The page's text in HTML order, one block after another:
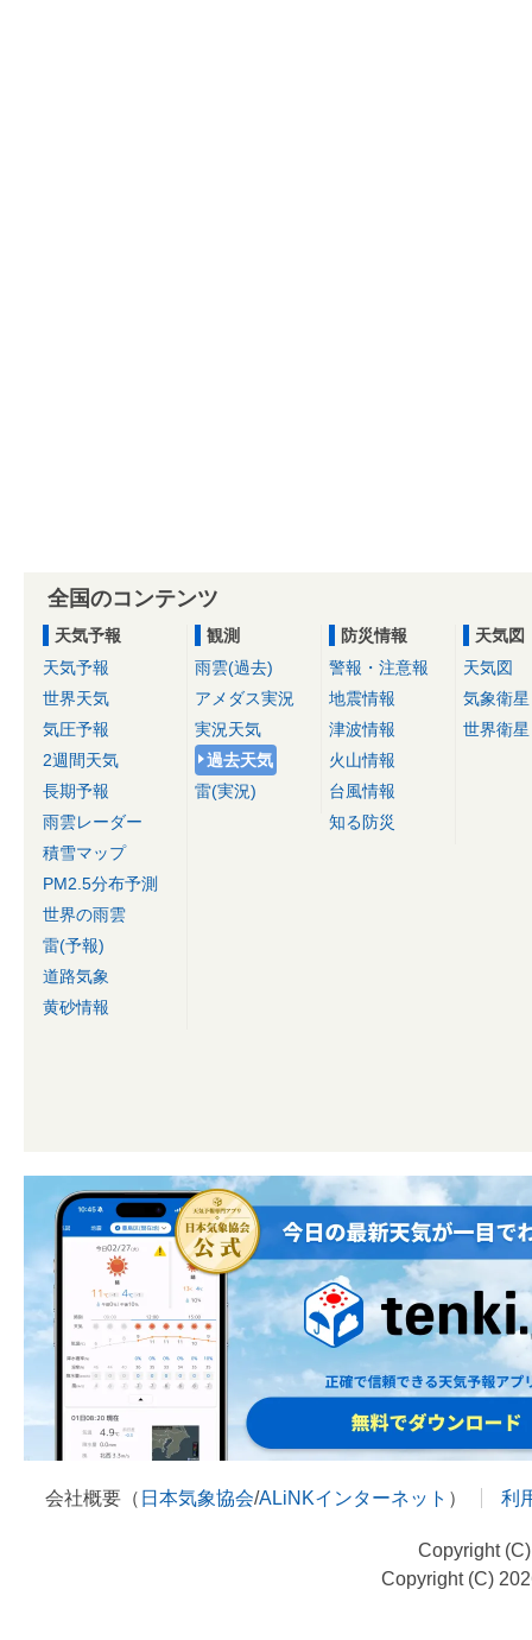
全国のコンテンツ
天気予報
天気予報
世界天気
気圧予報
2週間天気
長期予報
雨雲レーダー
積雪マップ
PM2.5分布予測
世界の雨雲
雷(予報)
道路気象
黄砂情報
観測
雨雲(過去)
アメダス実況
実況天気
過去天気
雷(実況)
防災情報
警報・注意報
地震情報
津波情報
火山情報
台風情報
知る防災
天気図
天気図
気象衛星
世界衛星
会社概要（ 日本気象協会/ALiNKインターネット ） 利
Copyright
Copyright (C)